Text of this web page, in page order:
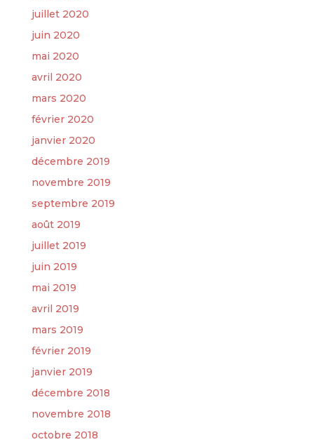
juillet 2020
juin 2020
mai 2020
avril 2020
mars 2020
février 2020
janvier 2020
décembre 2019
novembre 2019
septembre 2019
août 2019
juillet 2019
juin 2019
mai 2019
avril 2019
mars 2019
février 2019
janvier 2019
décembre 2018
novembre 2018
octobre 2018